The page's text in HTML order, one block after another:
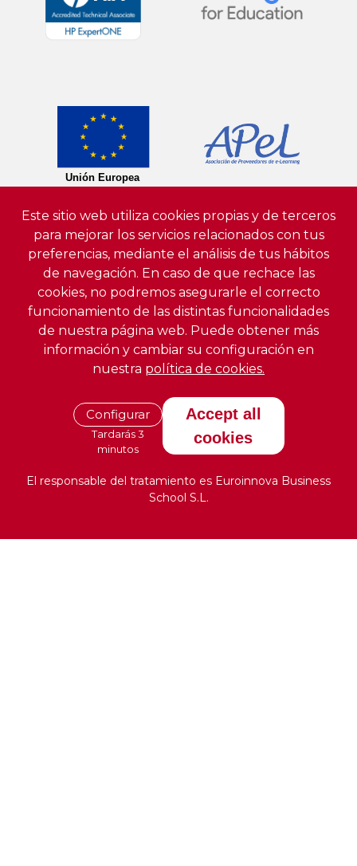
Este sitio web utiliza cookies propias y de terceros
para mejorar los servicios relacionados con tus
preferencias, mediante el análisis de tus hábitos
de navegación. En caso de que rechace las
cookies, no podremos asegurarle el correcto
funcionamiento de las distintas funcionalidades
de nuestra página web. Puede obtener más
información y cambiar su configuración en
nuestra política de cookies.
Configurar
Tardarás 3
minutos
Accept all
cookies
El responsable del tratamiento es Euroinnova Business
School S.L.